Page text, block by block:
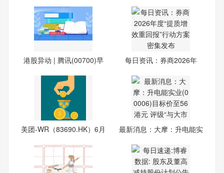
港股异动 | 腾讯(00700)早
每日资讯：券商2026年
美团-WR（83690.HK）6月
最新消息：大摩：升电能实